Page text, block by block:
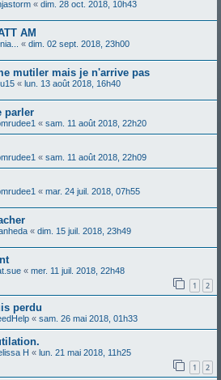
« dim. 28 oct. 2018, 10h43
AM
« dim. 02 sept. 2018, 23h00
mutiler mais je n'arrive pas
« lun. 13 août 2018, 16h40
parler
« sam. 11 août 2018, 22h20
« sam. 11 août 2018, 22h09
« mar. 24 juil. 2018, 07h55
« dim. 15 juil. 2018, 23h49
« mer. 11 juil. 2018, 22h48
1 2
perdu
« sam. 26 mai 2018, 01h33
H « lun. 21 mai 2018, 11h25
1 2